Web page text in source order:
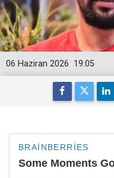
19:05
06 Haziran 2026